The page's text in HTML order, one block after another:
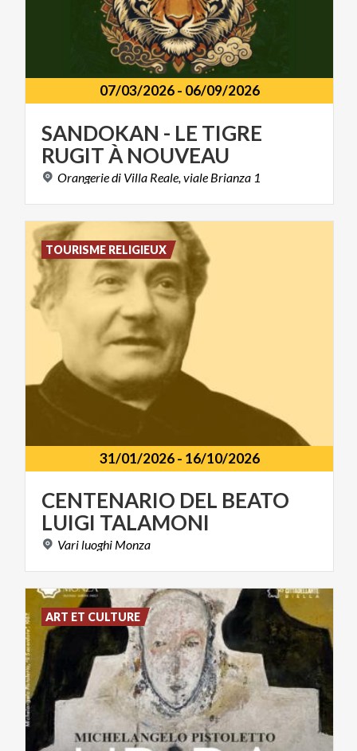
07/03/2026- 06/09/2026
SANDOKAN - LE TIGRE
RUGITÀ NOUVEAU
Orangeriedi Villa Reale, viale Brianza 1
31/01/2026- 16/10/2026
CENTENARIO DEL BEATO
LUIGI TALAMONI
Variluoghi Monza
TOURISME RELIGIEUX
ART ET CULTURE